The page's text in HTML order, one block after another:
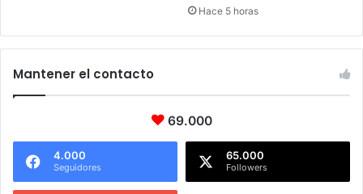
Hace 5 horas
Mantener el contacto
69.000
4.000
Seguidores
65.000
Followers